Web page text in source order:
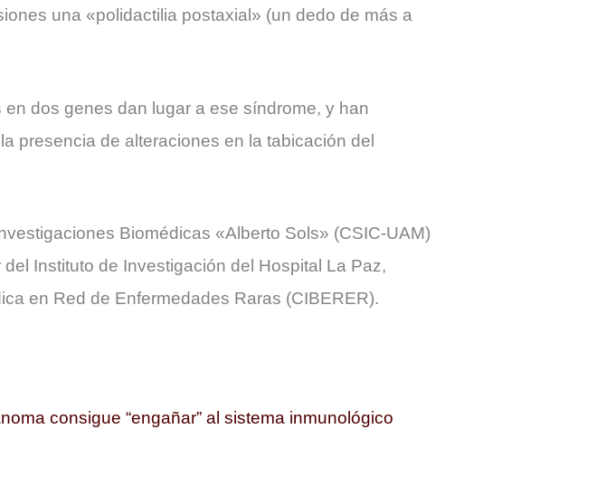
una «polidactilia postaxial» (un dedo de más a
dos genes dan lugar a ese síndrome, y han
presencia de alteraciones en la tabicación del
Biomédicas «Alberto Sols» (CSIC-UAM)
Instituto de Investigación del Hospital La Paz,
en Red de Enfermedades Raras (CIBERER).
consigue “engañar” al sistema inmunológico